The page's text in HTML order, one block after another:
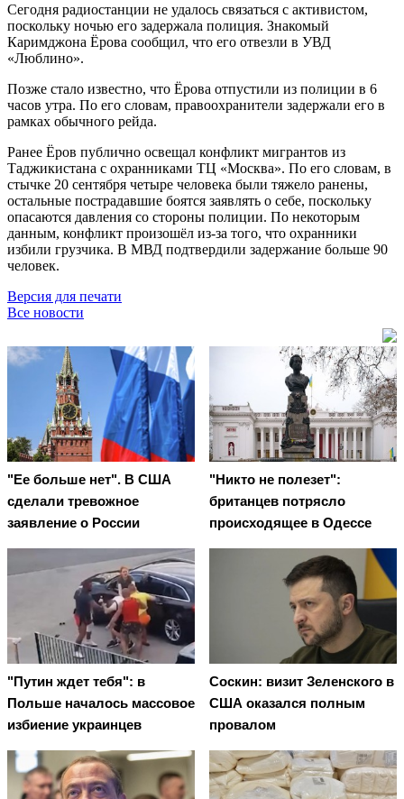
Сегодня радиостанции не удалось связаться с активистом,
поскольку ночью его задержала полиция. Знакомый
Каримджона Ёрова сообщил, что его отвезли в УВД
«Люблино».
Позже стало известно, что Ёрова отпустили из полиции в 6
часов утра. По его словам, правоохранители задержали его в
рамках обычного рейда.
Ранее Ёров публично освещал конфликт мигрантов из
Таджикистана с охранниками ТЦ «Москва». По его словам, в
стычке 20 сентября четыре человека были тяжело ранены,
остальные пострадавшие боятся заявлять о себе, поскольку
опасаются давления со стороны полиции. По некоторым
данным, конфликт произошёл из-за того, что охранники
избили грузчика. В МВД подтвердили задержание больше 90
человек.
Версия для печати
Все новости
"Ее больше нет". В США
сделали тревожное
заявление о России
"Никто не полезет":
британцев потрясло
происходящее в Одессе
"Путин ждет тебя": в
Польше началось массовое
избиение украинцев
Соскин: визит Зеленского в
США оказался полным
провалом